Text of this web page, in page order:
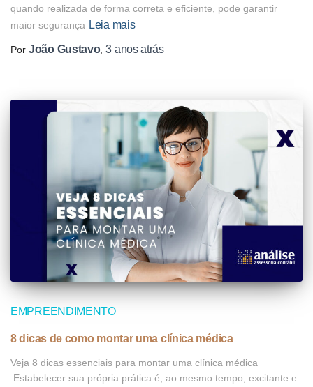
quando realizada de forma correta e eficiente, pode garantir
maior segurança Leia mais
Por João Gustavo,3 anosatrás
EMPREENDIMENTO
8 dicas de como montar uma clínica médica
Veja 8 dicas essenciais para montar uma clínica médica
Estabelecer sua própria prática é, ao mesmo tempo, excitante e